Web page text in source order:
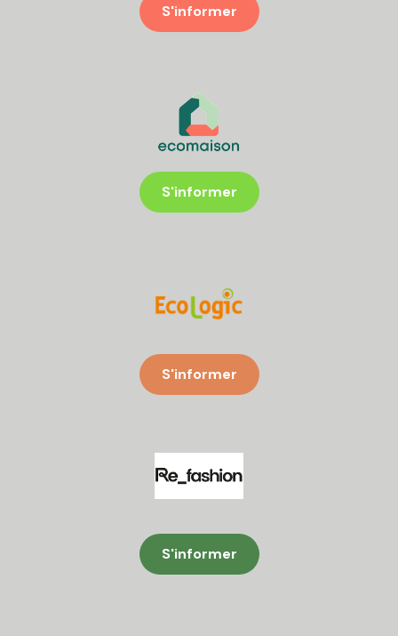
S'informer
S'informer
S'informer
S'informer